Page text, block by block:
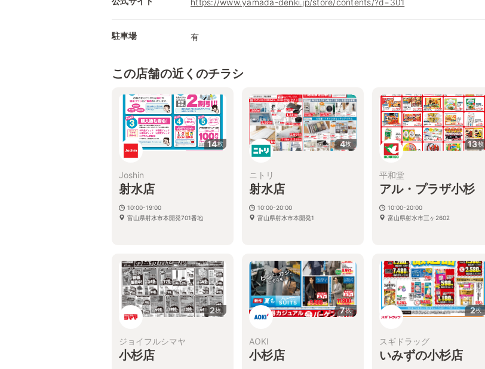
https://www.yamada-denki.jp/store/contents/?d=301
駐車場 有
この店舗の近くのチラシ
14枚
Joshin
射水店
10:00-19:00
富山県射水市本開発701番地
4枚
ニトリ
射水店
10:00-20:00
富山県射水市本開発1
13枚
平和堂
アル・プラザ小杉
10:00-20:00
富山県射水市三ヶ2602
2枚
ジョイフルシマヤ
小杉店
7枚
AOKI
小杉店
2枚
スギドラッグ
いみずの小杉店